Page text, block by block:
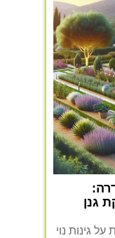
גנן
גינות נוי